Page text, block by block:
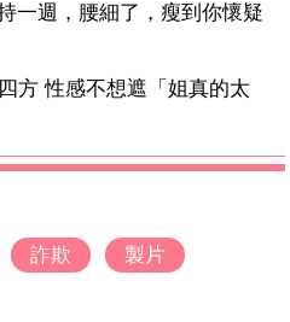
一週，腰細了，瘦到你懷疑
方 性感不想遮「姐真的太
詐欺 製片